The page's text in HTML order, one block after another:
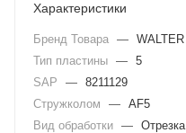
Характеристики
Бренд Товара — WALTER
Тип пластины — 5
SAP
— 8211129
Стружколом
— AF5
Вид обработки — Отрезка